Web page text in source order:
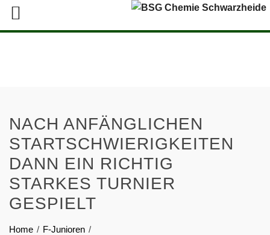
NACH ANFÄNGLICHEN
STARTSCHWIERIGKEITEN
DANN EIN RICHTIG
STARKES TURNIER
GESPIELT
Home
F-Junioren